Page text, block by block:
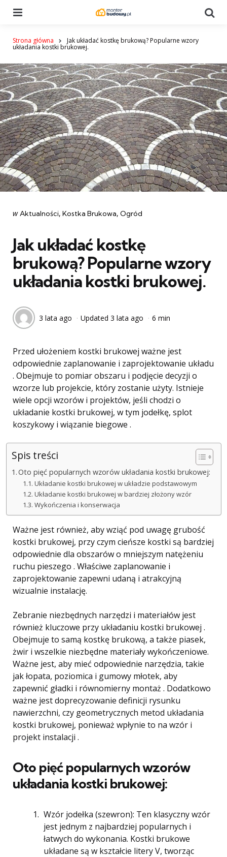
Strona główna Jak układać kostkę brukową? Popularne wzory
układania kostki brukowej.
Categories
post
w Aktualności Kostka Brukowa Ogród
Jak układać kostkę
brukową? Popularne wzory
układania kostki brukowej.
3 lata ago Updated 3 lata ago 6 min
Przed ułożeniem kostki brukowej ważne jest
odpowiednie zaplanowanie i zaprojektowanie układu
. Obejmuje to pomiar obszaru i podjęcie decyzji o
wzorze lub projekcie, który zostanie użyty. Istnieje
wiele opcji wzorów i projektów, jeśli chodzi o
układanie kostki brukowej, w tym jodełkę, splot
koszykowy i wiązanie biegowe .
Spis treści
Oto pięć popularnych wzorów układania kostki brukowej:
Układanie kostki brukowej w układzie podstawowym
Układanie kostki brukowej w bardziej złożony wzór
Wykończenia i konserwacja
Ważne jest również, aby wziąć pod uwagę grubość
kostki brukowej, przy czym cieńsze kostki są bardziej
odpowiednie dla obszarów o mniejszym natężeniu
ruchu pieszego . Właściwe zaplanowanie i
zaprojektowanie zapewni udaną i atrakcyjną
wizualnie instalację.
Zebranie niezbędnych narzędzi i materiałów jest
również kluczowe przy układaniu kostki brukowej .
Obejmuje to samą kostkę brukową, a także piasek,
żwir i wszelkie niezbędne materiały wykończeniowe.
Ważne jest, aby mieć odpowiednie narzędzia, takie
jak łopata, poziomica i gumowy młotek, aby
zapewnić gładki i równomierny montaż . Dodatkowo
ważne jest doprecyzowanie definicji rysunku
nawierzchni, czy geometrycznych metod układania
kostki brukowej, ponieważ wpłynie to na wzór i
projekt instalacji .
Oto pięć popularnych wzorów
układania kostki brukowej:
Wzór jodełka (szewron): Ten klasyczny wzór
jest jednym z najbardziej popularnych i
łatwych do wykonania. Kostki brukowe
układane są w kształcie litery V, tworząc